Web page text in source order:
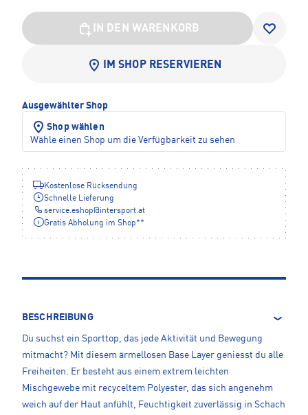
IN DEN WARENKORB
IM SHOP RESERVIEREN
Ausgewählter Shop
Shop wählen
Wähle einen Shop um die Verfügbarkeit zu sehen
Kostenlose Rücksendung
Schnelle Lieferung
service.eshop@intersport.at
Gratis Abholung im Shop**
BESCHREIBUNG
Du suchst ein Sporttop, das jede Aktivität und Bewegung
mitmacht? Mit diesem ärmellosen Base Layer geniesst du alle
Freiheiten. Er besteht aus einem extrem leichten
Mischgewebe mit recyceltem Polyester, das sich angenehm
weich auf der Haut anfühlt, Feuchtigkeit zuverlässig in Schach